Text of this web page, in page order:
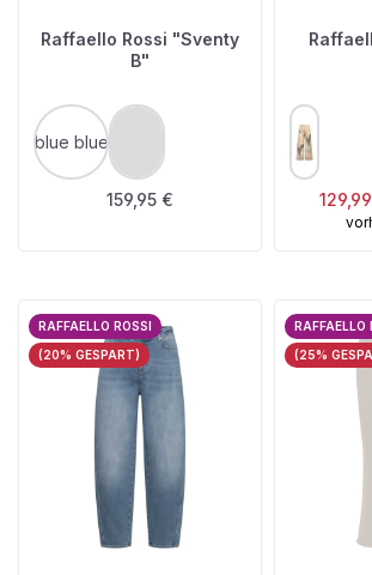
Raffaello Rossi "Sventy
B"
FARBEAUSWÄHLEN
blue blue
(Diese Option ist zurzeit nicht
Regulärer Preis:
159,95 €
FARBE
RAFFAELLO ROSSI
(20% GESPART)
RAFFAELLO
(25%